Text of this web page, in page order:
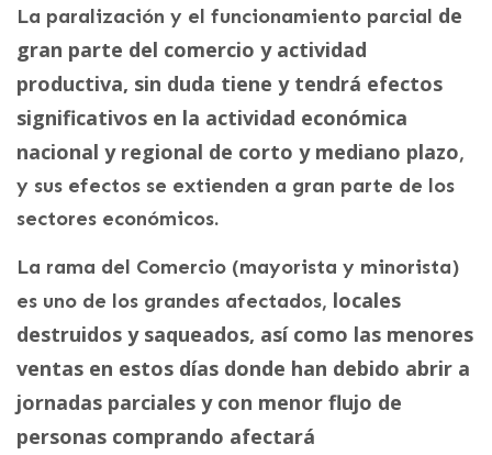
La paralización y el funcionamiento parcial de
gran parte del comercio y actividad
productiva, sin duda tiene y tendrá efectos
significativos en la actividad económica
nacional y regional de corto y mediano plazo,
y sus efectos se extienden a gran parte de los
sectores económicos.
La rama del Comercio (mayorista y minorista)
es uno de los grandes afectados, locales
destruidos y saqueados, así como las menores
ventas en estos días donde han debido abrir a
jornadas parciales y con menor flujo de
personas comprando afectará